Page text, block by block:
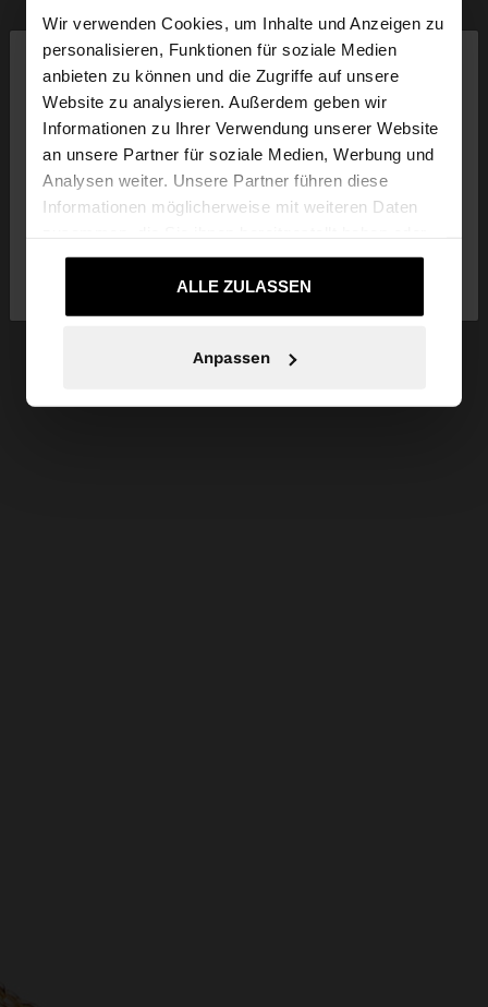
Wir verwenden Cookies, um Inhalte und Anzeigen zu
personalisieren, Funktionen für soziale Medien
anbieten zu können und die Zugriffe auf unsere
Website zu analysieren. Außerdem geben wir
Informationen zu Ihrer Verwendung unserer Website
an unsere Partner für soziale Medien, Werbung und
Analysen weiter. Unsere Partner führen diese
Informationen möglicherweise mit weiteren Daten
die sie im Rahmen Ihrer Nutzung der Dienste
gesammelt haben.ALLE ZULASSEN
Anpassen
hallo
Sie greifen von Austria auf die Website zu.
Möchten Sie unsere United States Website
Ja, bringen Sie mich zu
United States